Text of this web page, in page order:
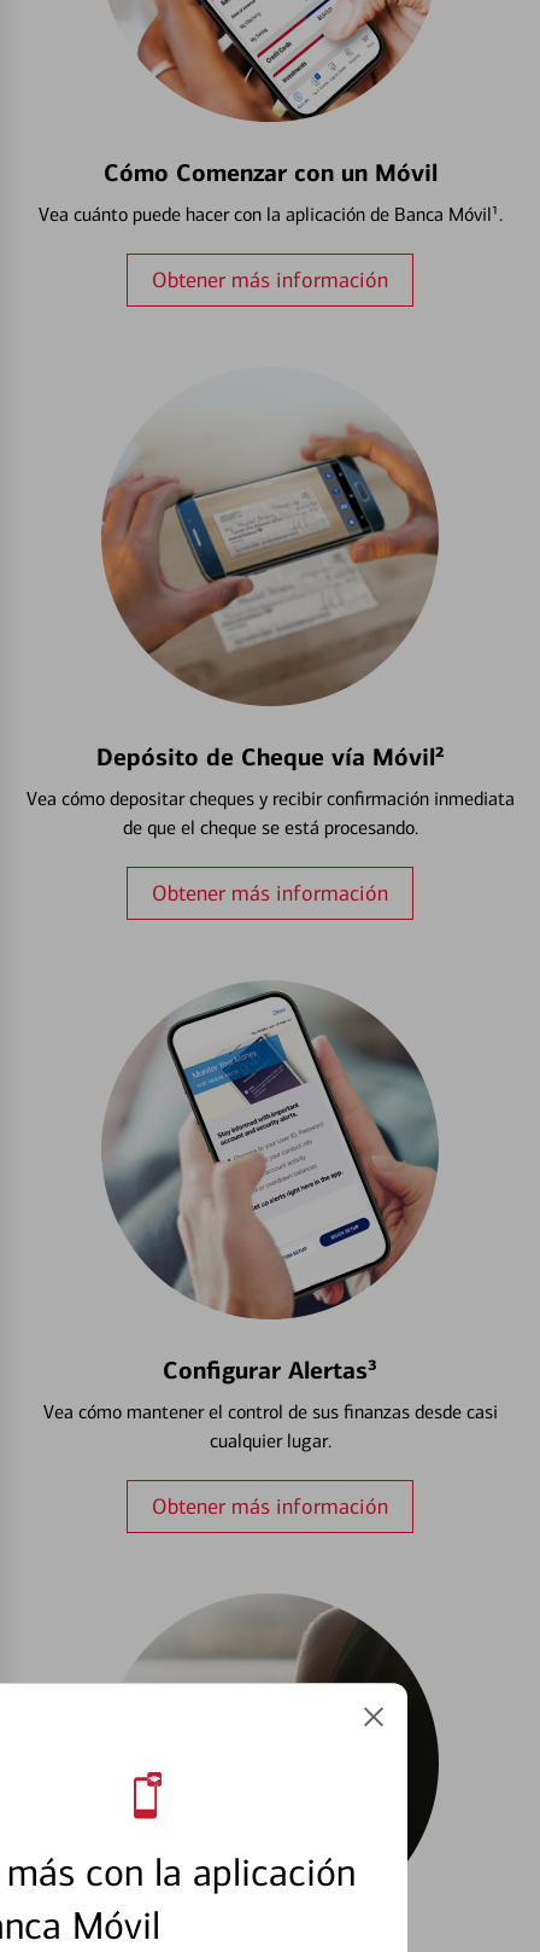
con la aplicación
Móvil
Cómo Comenzar con un Móvil
Vea cuánto puede hacer con la aplicación de Banca Móvil¹.
Obtener más información
Depósito de Cheque vía Móvil²
Vea cómo depositar cheques y recibir confirmación inmediata
de que el cheque se está procesando.
Obtener más información
Configurar Alertas³
Vea cómo mantener el control de sus finanzas desde casi
cualquier lugar.
Obtener más información